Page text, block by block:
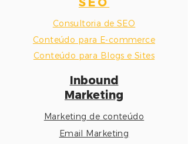
Consultoria de SEO
Conteúdo para E-commerce
Conteúdo para Blogs e Sites
Inbound
Marketing
Marketing de conteúdo
Email Marketing